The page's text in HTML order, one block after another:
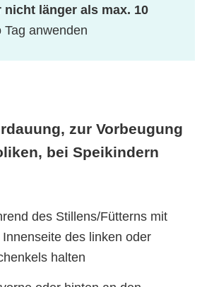
nicht länger als max. 10
Tag anwenden
zur Vorbeugung
bei Speikindern
des Stillens/Fütterns mit
des linken oder
halten